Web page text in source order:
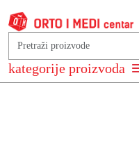
kategorije proizvoda
Podkategorije